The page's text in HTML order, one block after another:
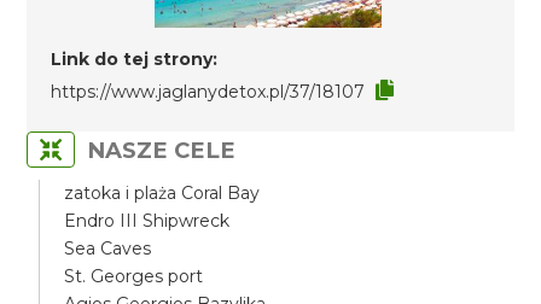
Link do tej strony:
https://www.jaglanydetox.pl/37/18107
NASZE CELE
zatoka i plaża Coral Bay
Endro III Shipwreck
Sea Caves
St. Georges port